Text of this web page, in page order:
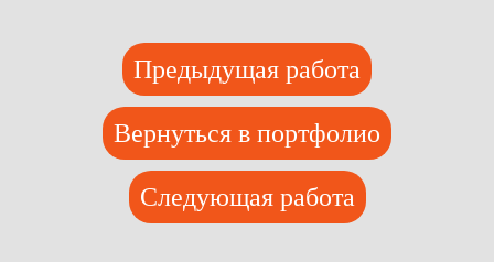
Предыдущая работа
Вернуться в портфолио
Следующая работа